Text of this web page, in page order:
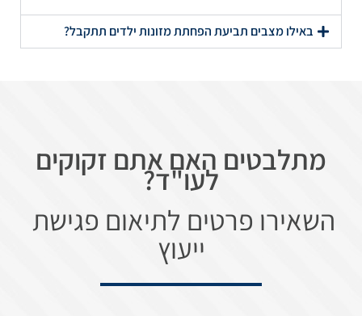
באילו מצבים תביעת הפחתת מזונות ילדים תתקבל?
מתלבטים האם אתם זקוקים
לעו"ד?
השאירו פרטים לתיאום פגישת
ייעוץ